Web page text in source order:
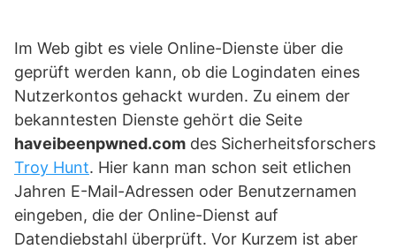
Im Web gibt es viele Online-Dienste über die
geprüft werden kann, ob die Logindaten eines
Nutzerkontos gehackt wurden. Zu einem der
bekanntesten Dienste gehört die Seite
haveibeenpwned.com des Sicherheitsforschers
Troy Hunt. Hier kann man schon seit etlichen
Jahren E-Mail-Adressen oder Benutzernamen
eingeben, die der Online-Dienst auf
Datendiebstahl überprüft. Vor Kurzem ist aber